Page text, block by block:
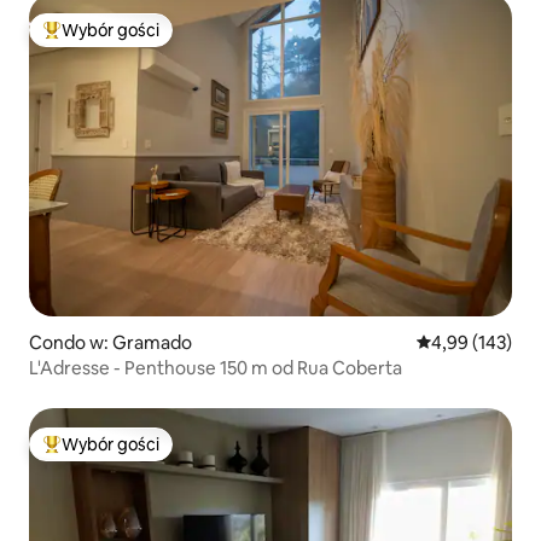
Najpopularniejsze z kategorii Wybór gości
Wybór gości
Condo w: Gramado Średnia
4,99 (143)
L'Adresse - Penthouse 150 m od Rua Coberta
Najpopularniejsze z kategorii Wybór gości
Wybór gości